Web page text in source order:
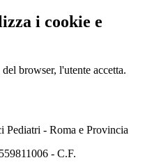
i cookie e
browser, l'utente accetta.
Pediatri - Roma e Provincia
- C.F.